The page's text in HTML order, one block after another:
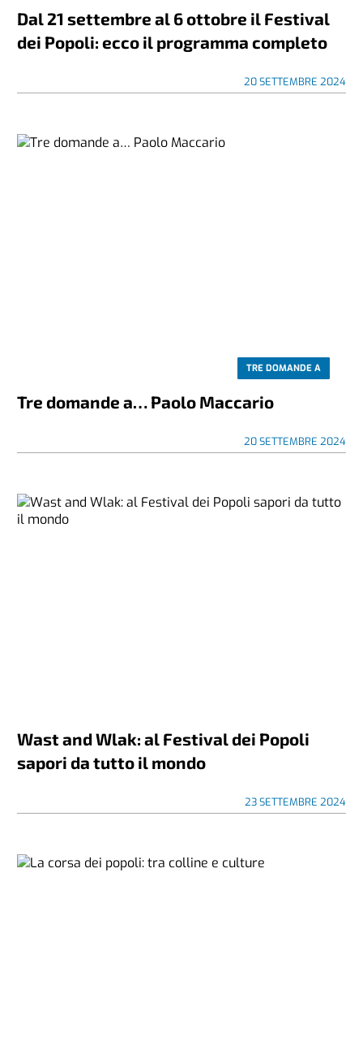
Dal 21 settembre al 6 ottobre il Festival
dei Popoli: ecco il programma completo
20 SETTEMBRE 2024
TRE DOMANDE A
Tre domande a… Paolo Maccario
20 SETTEMBRE 2024
Wast and Wlak: al Festival dei Popoli
sapori da tutto il mondo
23 SETTEMBRE 2024